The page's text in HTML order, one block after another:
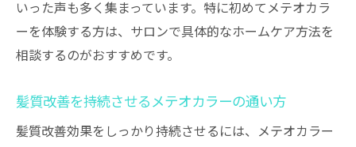
いった声も多く集まっています。特に初めてメテオカラ
ーを体験する方は、サロンで具体的なホームケア方法を
相談するのがおすすめです。
髪質改善を持続させるメテオカラーの通い方
髪質改善効果をしっかり持続させるには、メテオカラー